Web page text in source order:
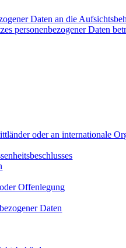
Daten an die
personenbezogener Daten
oder an internationale
Offenlegung
Daten